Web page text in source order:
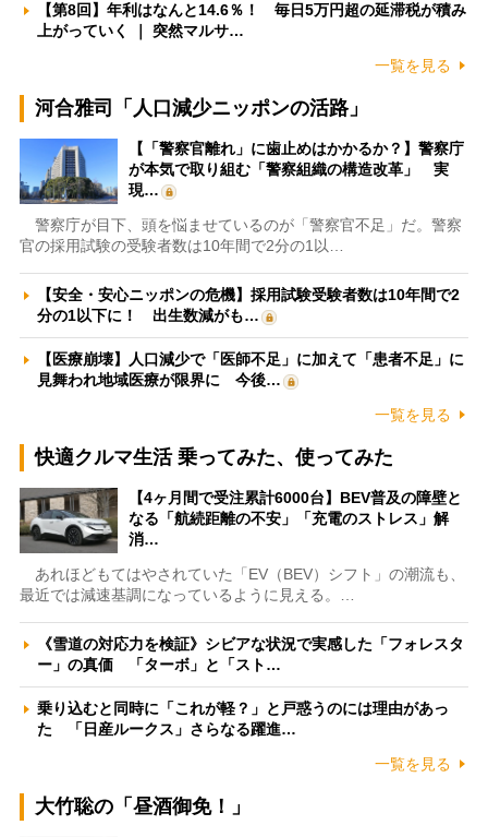
【第8回】年利はなんと14.6％！ 毎日5万円超の延滞税が積み
上がっていく ｜ 突然マルサ…
一覧を見る
河合雅司「人口減少ニッポンの活路」
【「警察官離れ」に歯止めはかかるか？】警察庁
が本気で取り組む「警察組織の構造改革」 実
現…
警察庁が目下、頭を悩ませているのが「警察官不足」だ。警察
官の採用試験の受験者数は10年間で2分の1以…
【安全・安心ニッポンの危機】採用試験受験者数は10年間で2
分の1以下に！ 出生数減がも…
【医療崩壊】人口減少で「医師不足」に加えて「患者不足」に
見舞われ地域医療が限界に 今後…
一覧を見る
快適クルマ生活 乗ってみた、使ってみた
【4ヶ月間で受注累計6000台】BEV普及の障壁と
なる「航続距離の不安」「充電のストレス」解
消…
あれほどもてはやされていた「EV（BEV）シフト」の潮流も、
最近では減速基調になっているように見える。…
《雪道の対応力を検証》シビアな状況で実感した「フォレスタ
ー」の真価 「ターボ」と「スト…
乗り込むと同時に「これが軽？」と戸惑うのには理由があっ
た 「日産ルークス」さらなる躍進…
一覧を見る
大竹聡の「昼酒御免！」